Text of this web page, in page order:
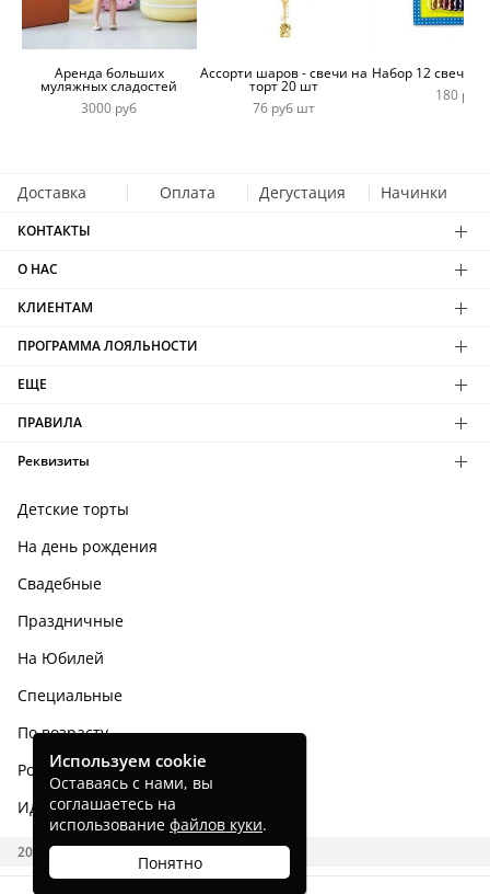
Аренда больших
муляжных сладостей
3000 руб
Ассорти шаров - свечи на
торт 20 шт
76 руб шт
Набор 12 свечей
180 руб
Доставка Оплата Дегустация Начинки
КОНТАКТЫ
О НАС
КЛИЕНТАМ
ПРОГРАММА ЛОЯЛЬНОСТИ
ЕЩЕ
ПРАВИЛА
Реквизиты
Детские торты
На день рождения
Свадебные
Праздничные
На Юбилей
Специальные
По возрасту
Родным и близким
Идеи тортов
2026 CAKES.RU
Используем cookie
Оставаясь с нами, вы
соглашаетесь на
использование файлов куки.
Понятно